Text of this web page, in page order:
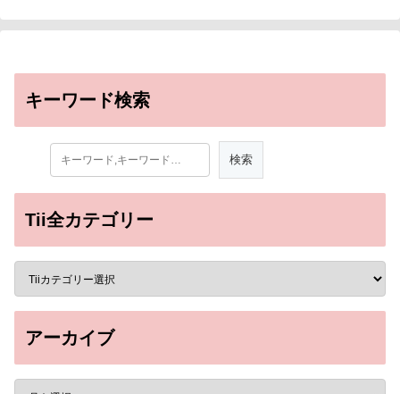
キーワード検索
Tii全カテゴリー
アーカイブ